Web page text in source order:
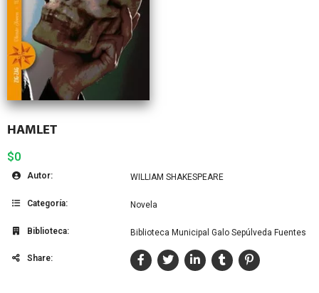
HAMLET
$0
Autor: WILLIAM SHAKESPEARE
Categoría: Novela
Biblioteca: Biblioteca Municipal Galo Sepúlveda Fuentes
Share: